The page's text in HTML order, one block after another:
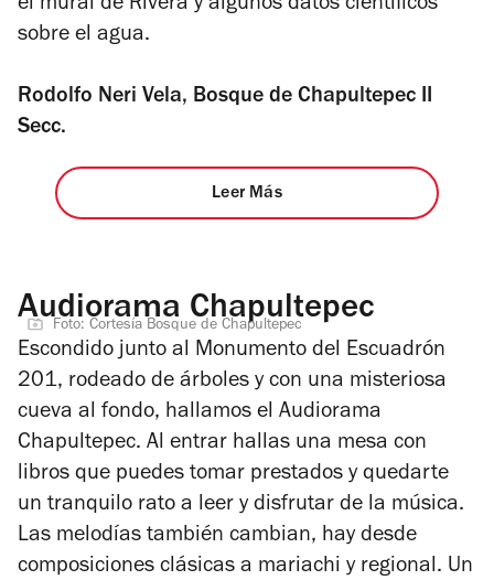
el mural de Rivera y algunos datos científicos
sobre el agua.
Rodolfo Neri Vela, Bosque de Chapultepec II
Secc.
Leer Más
Audiorama Chapultepec
Foto: Cortesía Bosque de Chapultepec
Escondido junto al Monumento del Escuadrón
201, rodeado de árboles y con una misteriosa
cueva al fondo, hallamos el Audiorama
Chapultepec. Al entrar hallas una mesa con
libros que puedes tomar prestados y quedarte
un tranquilo rato a leer y disfrutar de la música.
Las melodías también cambian, hay desde
composiciones clásicas a mariachi y regional. Un